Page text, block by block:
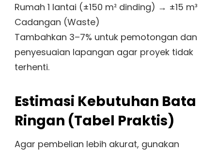
Rumah 1 lantai (±150 m² dinding) → ±15 m³
Cadangan (Waste)
Tambahkan 3–7% untuk pemotongan dan
penyesuaian lapangan agar proyek tidak
terhenti.
Estimasi Kebutuhan Bata
Ringan (Tabel Praktis)
Agar pembelian lebih akurat, gunakan